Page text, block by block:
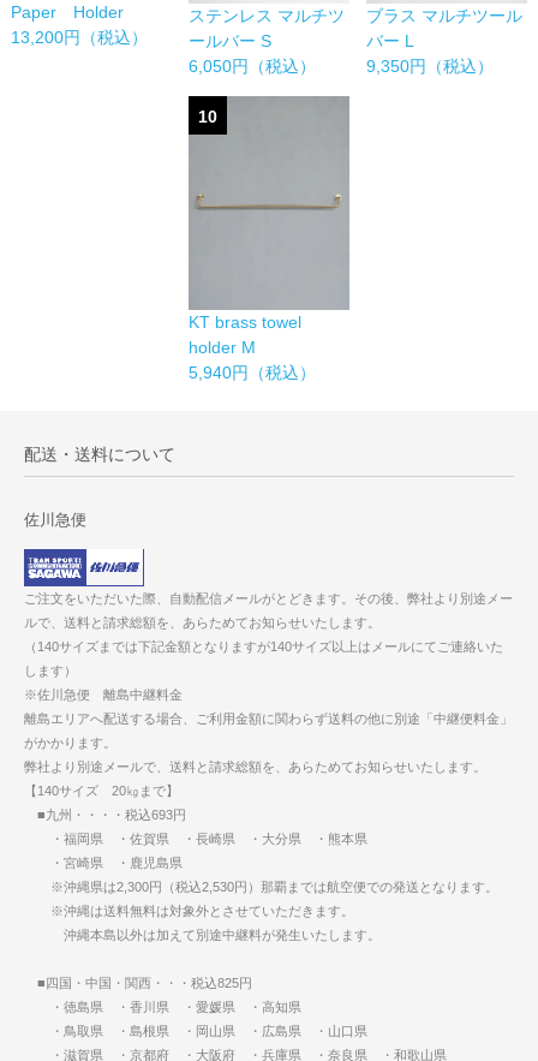
Paper Holder
13,200円（税込）
ステンレス マルチツ
ールバー S
6,050円（税込）
ブラス マルチツール
バー L
9,350円（税込）
10
KT brass towel
holder M
5,940円（税込）
配送・送料について
佐川急便
ご注文をいただいた際、自動配信メールがとどきます。その後、弊社より別途メー
ルで、送料と請求総額を、あらためてお知らせいたします。
（140サイズまでは下記金額となりますが140サイズ以上はメールにてご連絡いた
します）
※佐川急便 離島中継料金
離島エリアへ配送する場合、ご利用金額に関わらず送料の他に別途「中継便料金」
がかかります。
弊社より別途メールで、送料と請求総額を、あらためてお知らせいたします。
【140サイズ 20㎏まで】
■九州・・・・税込693円
・福岡県 ・佐賀県 ・長崎県 ・大分県 ・熊本県
・宮崎県 ・鹿児島県
※沖縄県は2,300円（税込2,530円）那覇までは航空便での発送となります。
※沖縄は送料無料は対象外とさせていただきます。
沖縄本島以外は加えて別途中継料が発生いたします。
■四国・中国・関西・・・税込825円
・徳島県 ・香川県 ・愛媛県 ・高知県
・鳥取県 ・島根県 ・岡山県 ・広島県 ・山口県
・滋賀県 ・京都府 ・大阪府 ・兵庫県 ・奈良県 ・和歌山県